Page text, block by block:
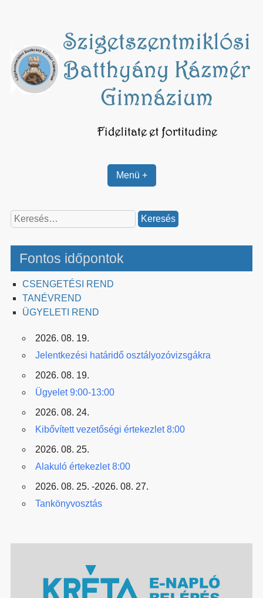
Menü +
Keresés:
Fontos időpontok
CSENGETÉSI REND
TANÉVREND
ÜGYELETI REND
2026. 08. 19.
Jelentkezési határidő osztályozóvizsgákra
2026. 08. 19.
Ügyelet 9:00-13:00
2026. 08. 24.
Kibővített vezetőségi értekezlet 8:00
2026. 08. 25.
Alakuló értekezlet 8:00
2026. 08. 25. -2026. 08. 27.
Tankönyvosztás